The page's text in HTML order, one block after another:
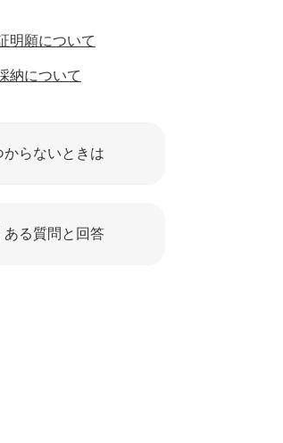
明願について
納について
からないときは
ある質問と回答